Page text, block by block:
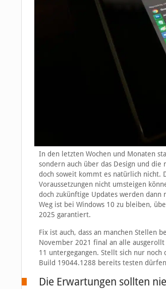
In den letzten Wochen und Monaten
sondern auch über das Design und
doch soweit kommt es natürlich nicht.
Voraussetzungen nicht umsteigen
doch zukünftige Updates werden
Weg ist bei Windows 10 zu bleiben,
2025 garantiert.
Fix ist auch, dass an manchen Stellen
November 2021 final an alle
11 untergegangen. Stellt sich nur noch
Build 19044.1288 bereits testen
Die Erwartungen sollten